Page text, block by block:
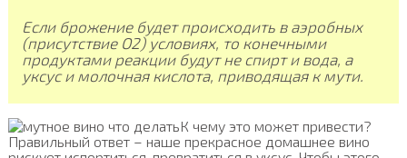
Если брожение будет происходить в аэробных
(присутствие О2) условиях, то конечными
продуктами реакции будут не спирт и вода, а
уксус и молочная кислота, приводящая к мути.
К чему это может привести?
Правильный ответ – наше прекрасное домашнее вино